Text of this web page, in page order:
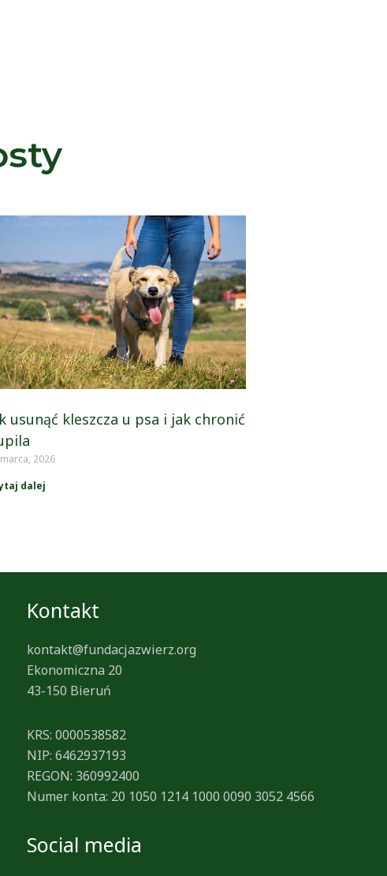
usunąć kleszcza u psa i jak chronić
2026
dalej
Kontakt
kontakt@fundacjazwierz.org
Ekonomiczna 20
43-150 Bieruń
KRS: 0000538582
NIP: 6462937193
REGON: 360992400
Numer konta: 20 1050 1214 1000 0090 3052 4566
Social media